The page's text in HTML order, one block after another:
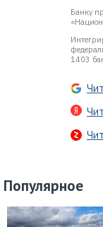
Банку
1403
Популярное